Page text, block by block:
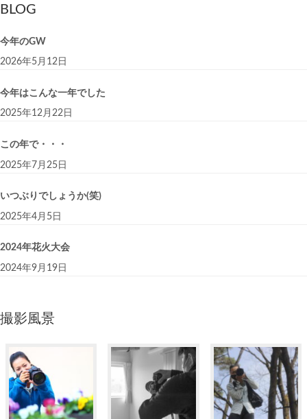
BLOG
今年のGW
2026年5月12日
今年はこんな一年でした
2025年12月22日
この年で・・・
2025年7月25日
いつぶりでしょうか(笑)
2025年4月5日
2024年花火大会
2024年9月19日
撮影風景